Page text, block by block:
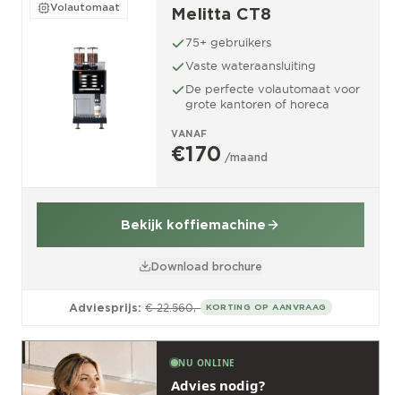
Volautomaat Melitta CT8
75+ gebruikers
Vaste wateraansluiting
De perfecte volautomaat voor
grote kantoren of horeca
VANAF
€170 /maand
Bekijk koffiemachine
Download brochure
Adviesprijs: € 22.560,- KORTING OP AANVRAAG
NU ONLINE
Advies nodig?